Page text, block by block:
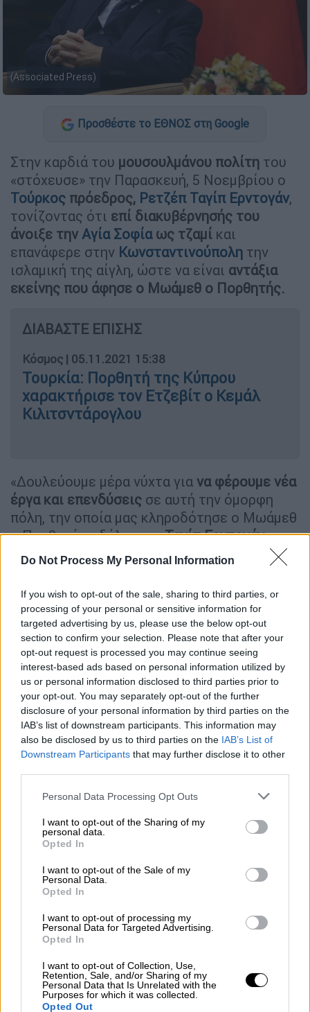
Do Not Process My Personal Information
If you wish to opt-out of the sale, sharing to third parties, or
processing of your personal or sensitive information for
targeted advertising by us, please use the below opt-out
section to confirm your selection. Please note that after your
opt-out request is processed you may continue seeing
interest-based ads based on personal information utilized by
us or personal information disclosed to third parties prior to
your opt-out. You may separately opt-out of the further
disclosure of your personal information by third parties on the
IAB’s list of downstream participants. This information may
also be disclosed by us to third parties on the IAB’s List of
Downstream Participants that may further disclose it to other
Please note that this website/app uses one or more Google
not limited to your visit or usage behaviour. You may click to
grant or deny consent to Google and its third-party tags to
use your data for below specified purposes in below Google
consent section.
Personal Data Processing Opt Outs
I want to opt-out of the Sharing of my
personal data.
Opted In
I want to opt-out of the Sale of my
Personal Data.
Opted In
I want to opt-out of processing my
Personal Data for Targeted Advertising.
Opted In
I want to opt-out of Collection, Use,
Retention, Sale, and/or Sharing of my
Personal Data that Is Unrelated with the
Purposes for which it was collected.
Opted Out
(Associated Press)
Προσθέστε το ΕΘΝΟΣ στη Google
Στην καρδιά του μουσουλμάνου πολίτη του
«στόχευσε» την Παρασκευή, 5 Νοεμβρίου ο
Τούρκος πρόεδρος, Ρετζέπ Ταγίπ Ερντογάν,
τονίζοντας ότι επί διακυβέρνησής του
άνοιξε την Αγία Σοφίαως τζαμί και
επανάφερε στην Κωνσταντινούπολη την
ισλαμική της αίγλη, ώστε να είναι αντάξια
εκείνης που άφησε ο Μωάμεθ ο Πορθητής.
ΔΙΑΒΑΣΤΕ ΕΠΙΣΗΣ
Κόσμος | 05.11.2021 15:38
Τουρκία: Πορθητή της Κύπρου
χαρακτήρισε τον Ετζεβίτ ο Κεμάλ
Κιλιτσντάρογλου
«Δουλεύουμε μέρα νύχτα για να φέρουμε νέα
έργα και επενδύσεις σε αυτή την όμορφη
πόλη, την οποία μας κληροδότησε ο Μωάμεθ
ο Πορθητής», δήλωσε οΤαγίπ Ερντογάν
εγκαινιάζοντας άλλον έναν εθνικό κήπο στην
ασιατική Κωνσταντινούπολη. «Ανοίξαμε την
Αγία Σοφία; Ανοίξαμε την Αγία Σοφία;Τώρα
κάνουμε την προσευχή μας κάθε Παρασκευή
στην Αγία Σοφία;Τώρα κάνουμε τις
προσευχές μας εκεί; Πόσο ευτυχισμένοι
είμαστε!», δήλωσε, υπενθυμίζοντας τη
μεγάλη «προσφορά» που έκανε προς τον λαό
του 1 χρόνο πριν.
«Θα κάνουμε την Κωνσταντινούπολη αντάξια
της αίγλης της», σημείωσε. «Παρόλο που
κάποιοι λένε, η αντίληψη του CHP είναι
αυτή, ότι "η καταπίεση ξεκίνησε το 1453",
παρόλο που αποκαλύπτουν τις πραγματικές
τους προθέσεις, θα συνεχίσουμε να
χαράσσουμε το όραμα του 2053 στο μυαλό
των νέων γενεών. Ε
θάβουμε 7 ορόφους κάτω από το έδαφος την
κάθε επίθεσημαζί με τους δράστες της, που
της Κωνσταντινούπολης. Ανοίξαμε το
Πολιτιστικό Κέντρο Ατατούρκ; Φτιάξαμε την
όπερα; Φτιάξαμε το τζαμί μας στο Ταξίμ
ακριβώς δίπλα του», ανέφερε.